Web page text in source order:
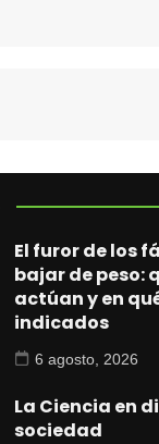
El furor de los
bajar de peso:
actúan y en
indicados
6 agosto, 2026
La Ciencia en
sociedad